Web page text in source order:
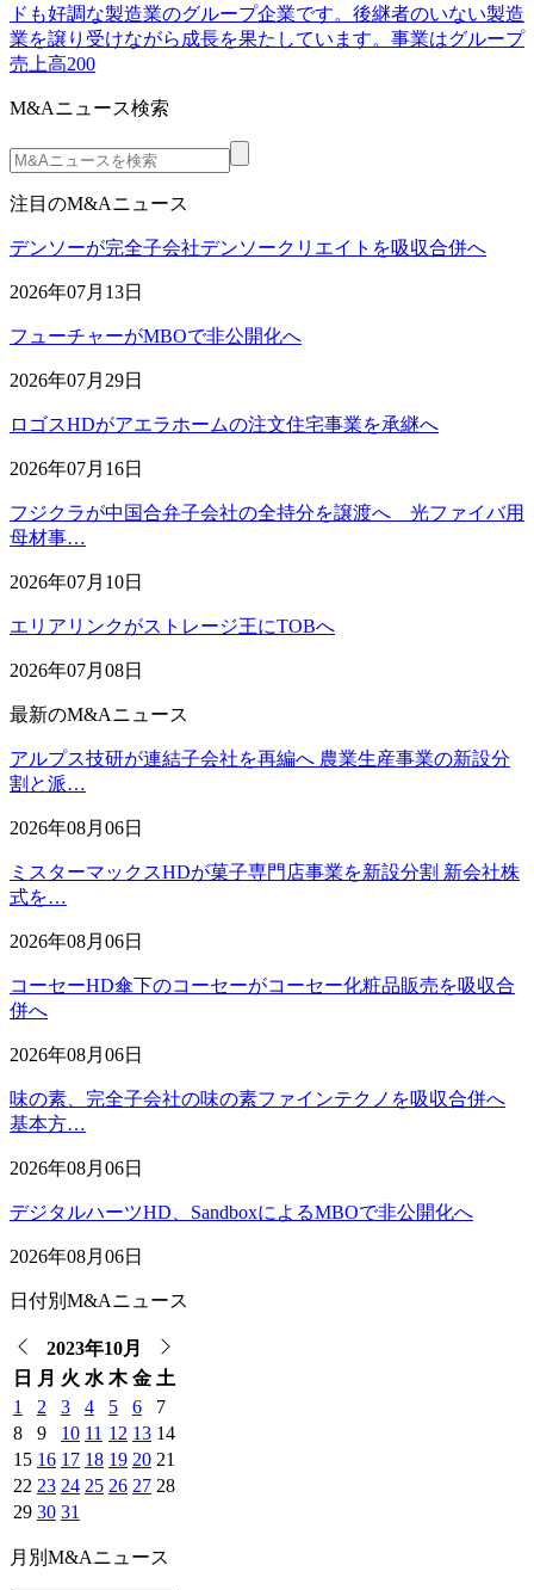
ドも好調な製造業のグループ企業です。後継者のいない製造
業を譲り受けながら成長を果たしています。事業はグループ
売上高200
M&Aニュース検索
注目のM&Aニュース
デンソーが完全子会社デンソークリエイトを吸収合併へ
2026年07月13日
フューチャーがMBOで非公開化へ
2026年07月29日
ロゴスHDがアエラホームの注文住宅事業を承継へ
2026年07月16日
フジクラが中国合弁子会社の全持分を譲渡へ 光ファイバ用
母材事…
2026年07月10日
エリアリンクがストレージ王にTOBへ
2026年07月08日
最新のM&Aニュース
アルプス技研が連結子会社を再編へ 農業生産事業の新設分
割と派…
2026年08月06日
ミスターマックスHDが菓子専門店事業を新設分割 新会社株
式を…
2026年08月06日
コーセーHD傘下のコーセーがコーセー化粧品販売を吸収合
併へ
2026年08月06日
味の素、完全子会社の味の素ファインテクノを吸収合併へ
基本方…
2026年08月06日
デジタルハーツHD、SandboxによるMBOで非公開化へ
2026年08月06日
日付別M&Aニュース
2023年10月
日 月 火 水 木 金 土
1
2 3 4 5 6
7
8
9 10 11 12 13 14
15 16 17 18 19 20 21
22 23 24 25 26 27 28
29 30 31
月別M&Aニュース